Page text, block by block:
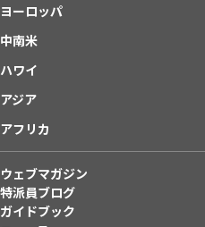
ヨーロッパ
中南米
ハワイ
アジア
アフリカ
ウェブマガジン
特派員ブログ
ガイドブック